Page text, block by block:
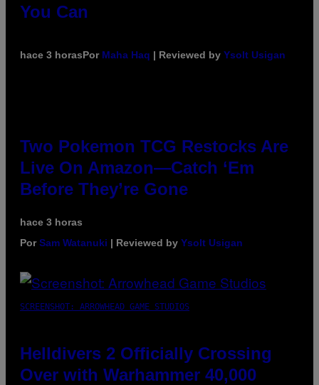
You Can
hace 3 horasPor Maha Haq | Reviewed by Ysolt Usigan
Two Pokemon TCG Restocks Are
Live On Amazon—Catch ‘Em
Before They’re Gone
hace 3 horas
PorSam Watanuki | Reviewed by Ysolt Usigan
SCREENSHOT: ARROWHEAD GAME STUDIOS
Helldivers 2 Officially Crossing
Over with Warhammer 40,000